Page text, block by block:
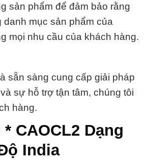
sản phẩm để đảm bảo rằng
mục sản phẩm của
mọi nhu cầu của khách hàng.
sẵn sàng cung cấp giải pháp
sự hỗ trợ tận tâm, chúng tôi
hàng.
CAOCL2 Dạng
India